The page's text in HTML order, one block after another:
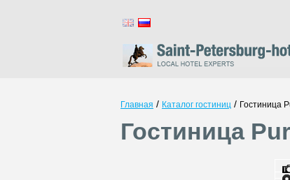
Главная / Каталог гостиниц / Гостиница
Гостиница